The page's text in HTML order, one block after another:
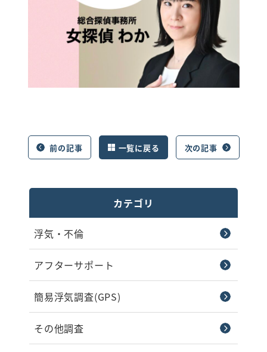
前の記事 一覧に戻る 次の記事
カテゴリ
浮気・不倫
アフターサポート
簡易浮気調査(GPS)
その他調査